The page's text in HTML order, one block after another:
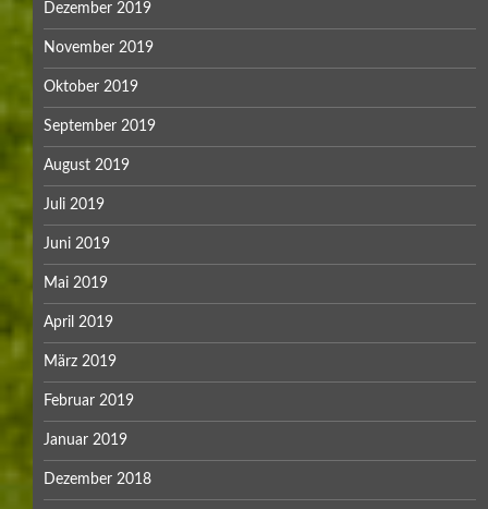
Dezember 2019
November 2019
Oktober 2019
September 2019
August 2019
Juli 2019
Juni 2019
Mai 2019
April 2019
März 2019
Februar 2019
Januar 2019
Dezember 2018